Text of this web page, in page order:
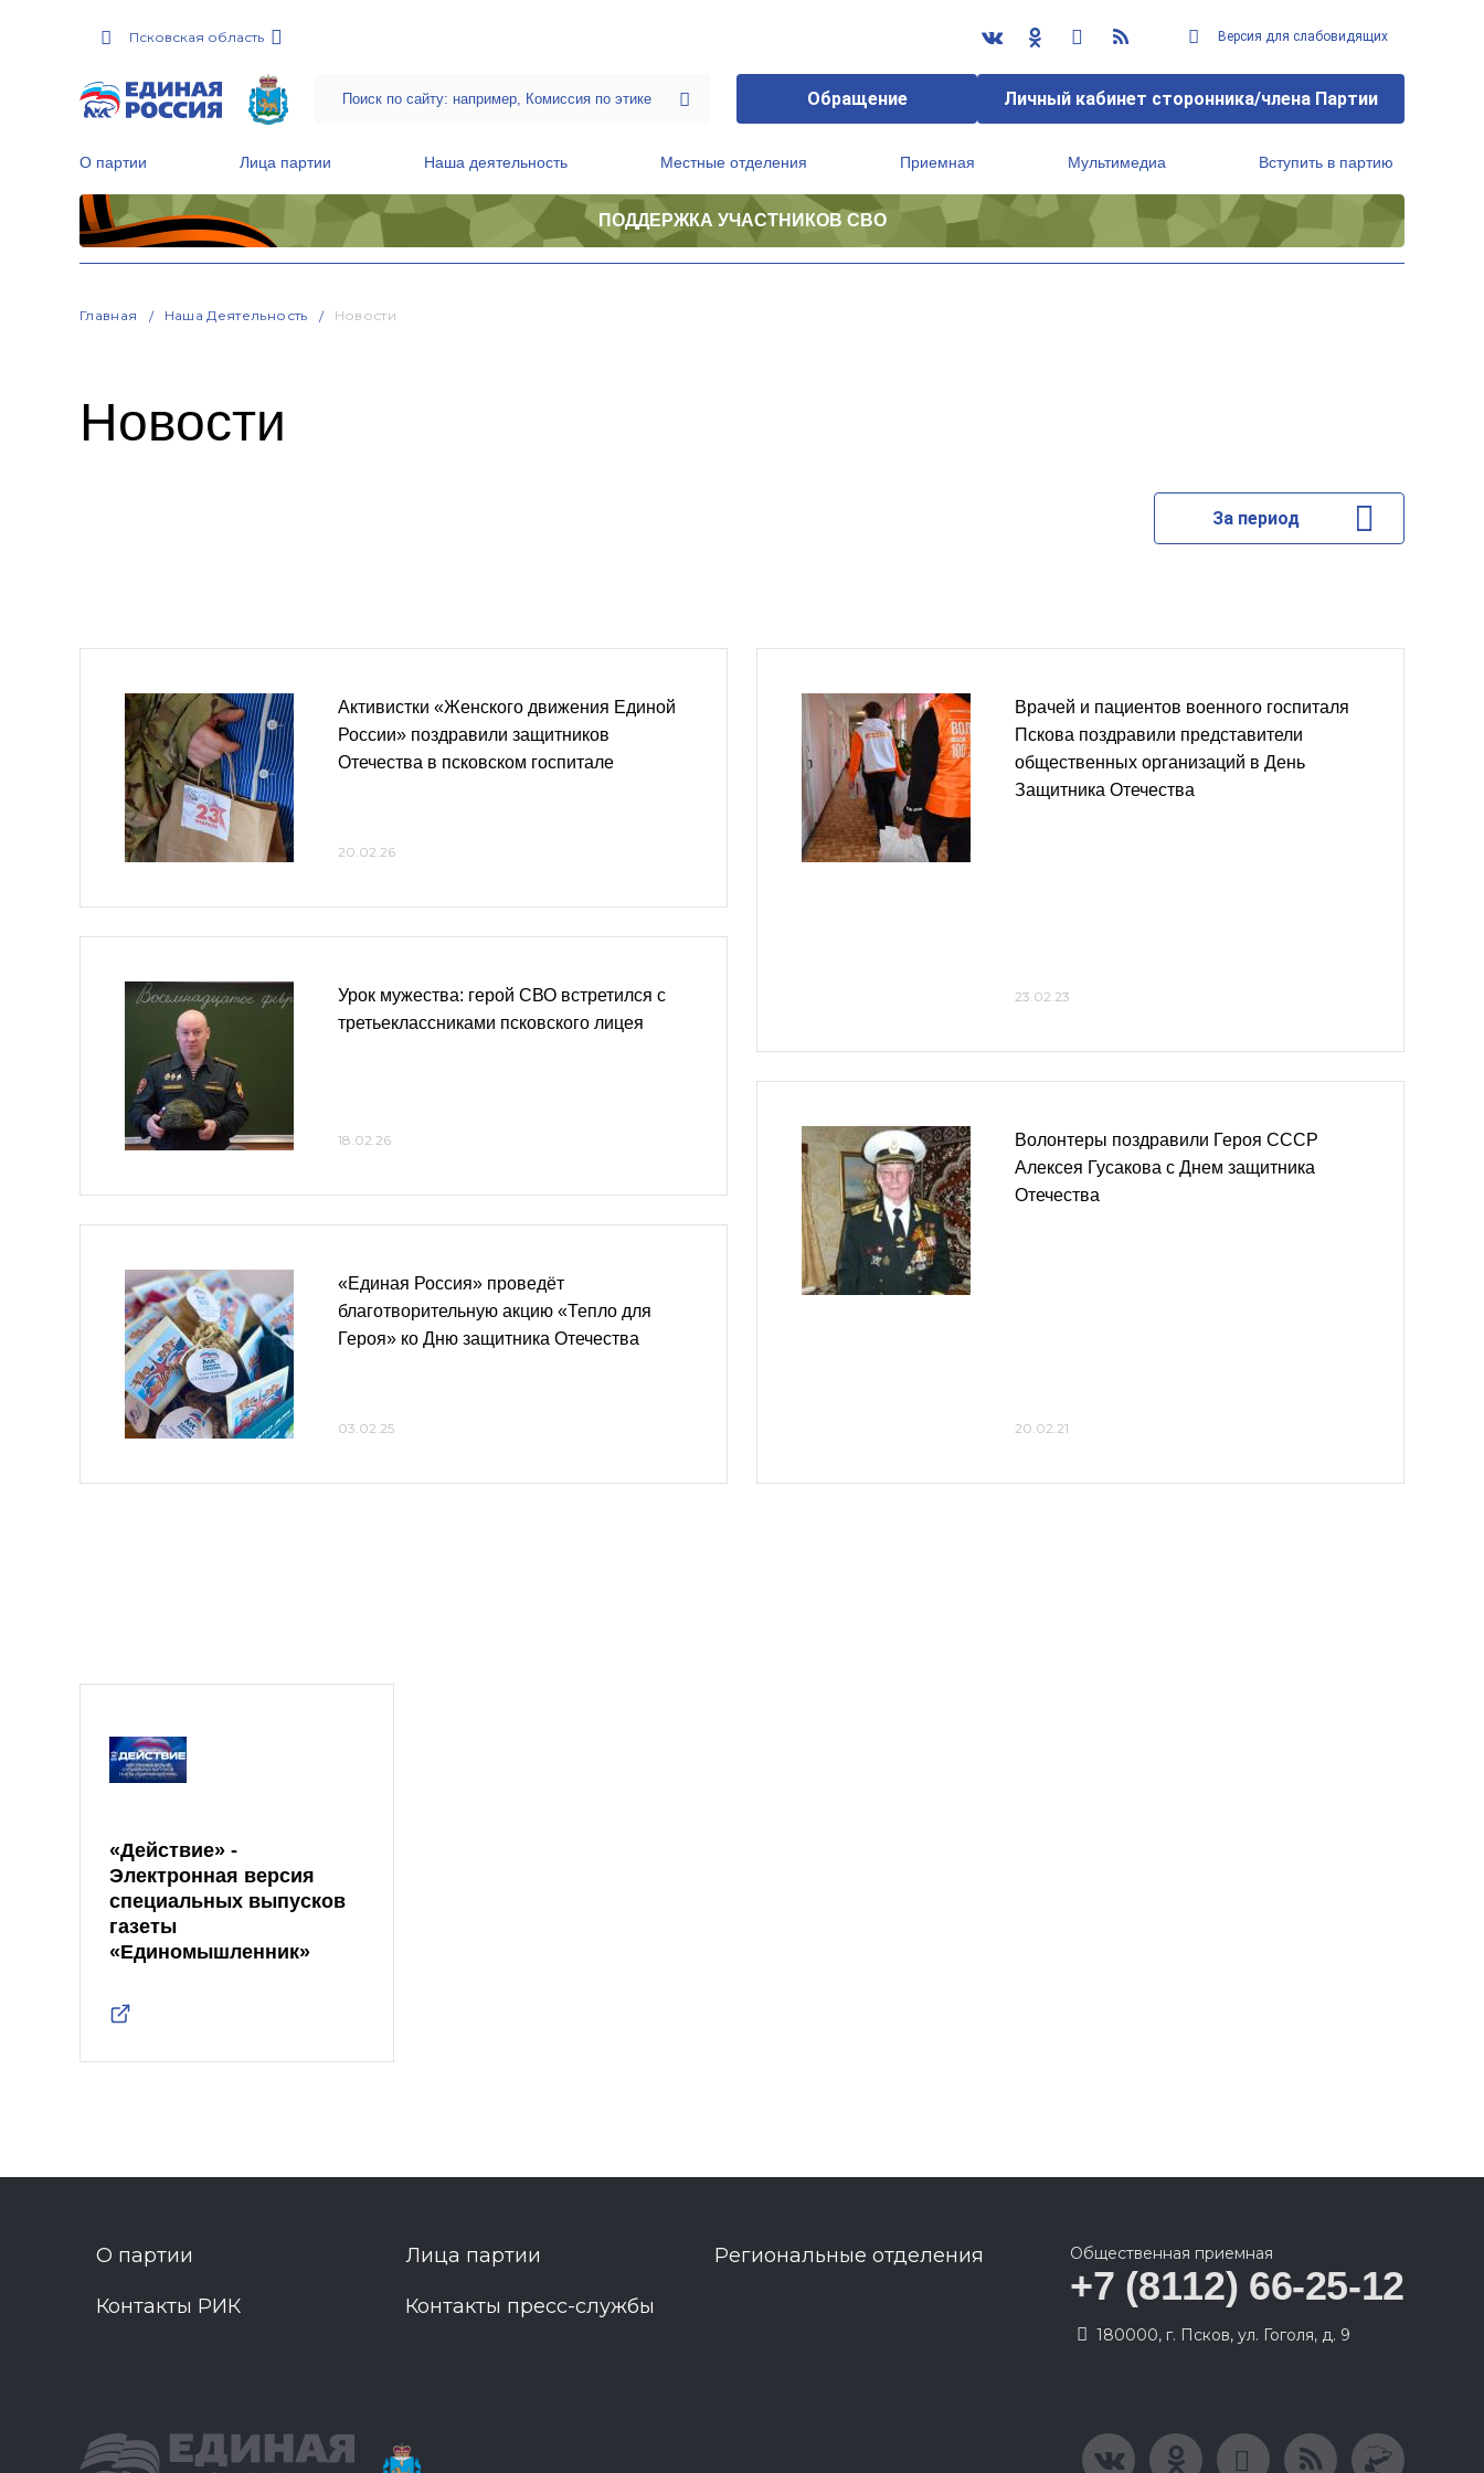
Псковская область Версия для слабовидящих
Обращение Личный кабинет сторонника/члена Партии
О партии Лица партии Наша деятельность Местные отделения Приемная Мультимедиа Вступить в партию
ПОДДЕРЖКА УЧАСТНИКОВ СВО
Главная Наша Деятельность Новости
Новости
За период
Активистки «Женского движения Единой
России» поздравили защитников
Отечества в псковском госпитале
20.02.26
Урок мужества: герой СВО встретился с
третьеклассниками псковского лицея
18.02.26
«Единая Россия» проведёт
благотворительную акцию «Тепло для
Героя» ко Дню защитника Отечества
03.02.25
Врачей и пациентов военного госпиталя
Пскова поздравили представители
общественных организаций в День
Защитника Отечества
23.02.23
Волонтеры поздравили Героя СССР
Алексея Гусакова с Днем защитника
Отечества
20.02.21
«Действие» -
Электронная версия
специальных выпусков
газеты
«Единомышленник»
О партии Лица партии Региональные отделения
Контакты РИК Контакты пресс-службы
Общественная приемная
+7 (8112) 66-25-12
180000, г. Псков, ул. Гоголя, д. 9